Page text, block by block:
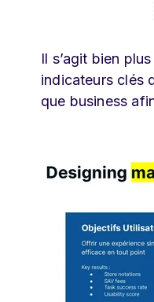
Il s’agit bien
indicateurs clés
que business